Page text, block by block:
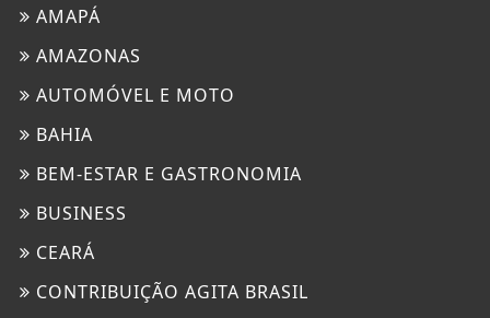
AMAPÁ
AMAZONAS
AUTOMÓVEL E MOTO
BAHIA
BEM-ESTAR E GASTRONOMIA
BUSINESS
CEARÁ
CONTRIBUIÇÃO AGITA BRASIL